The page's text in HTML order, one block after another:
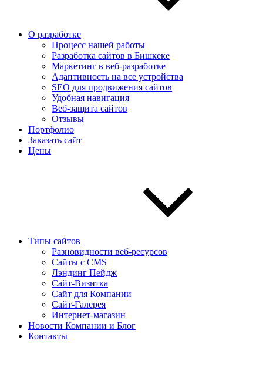
О разработке
Процесс нашей работы
Разработка сайтов в Бишкеке
Маркетинг в веб-разработке
Адаптивность на все устройства
SEO для продвижения сайтов
Удобная навигация
Веб-защита сайтов
Отзывы
Портфолио
Заказать сайт
Цены
Типы сайтов
Разновидности веб-ресурсов
Сайты с CMS
Лэндинг Пейдж
Сайт-Визитка
Сайт для Компании
Сайт-Галерея
Интернет-магазин
Новости Компании и Блог
Контакты